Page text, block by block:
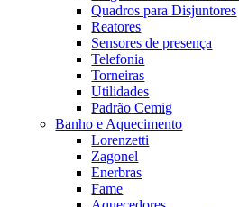
Quadros para Disjuntores
Reatores
Sensores de presença
Telefonia
Torneiras
Utilidades
Padrão Cemig
Banho e Aquecimento
Lorenzetti
Zagonel
Enerbras
Fame